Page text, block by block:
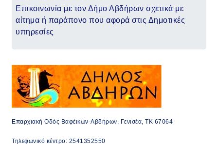
Επικοινωνία με τον Δήμο Αβδήρων σχετικά με
αίτημα ή παράπονο που αφορά στις Δημοτικές
υπηρεσίες
Επαρχιακή Οδός Βαφέικων-Αβδήρων, Γενισέα, ΤΚ 67064
Τηλεφωνικό κέντρο: 2541352550